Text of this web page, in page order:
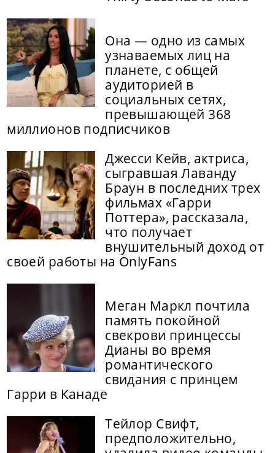
Она — одно из самых
узнаваемых лиц на
планете, с общей
аудиторией в
социальных сетях,
превышающей 368
миллионов подписчиков
Джесси Кейв, актриса,
сыгравшая Лаванду
Браун в последних трех
фильмах «Гарри
Поттера», рассказала,
что получает
внушительный доход от
своей работы на OnlyFans
Меган Маркл почтила
память покойной
свекрови принцессы
Дианы во время
романтического
свидания с принцем
Гарри в Канаде
Тейлор Свифт,
предположительно,